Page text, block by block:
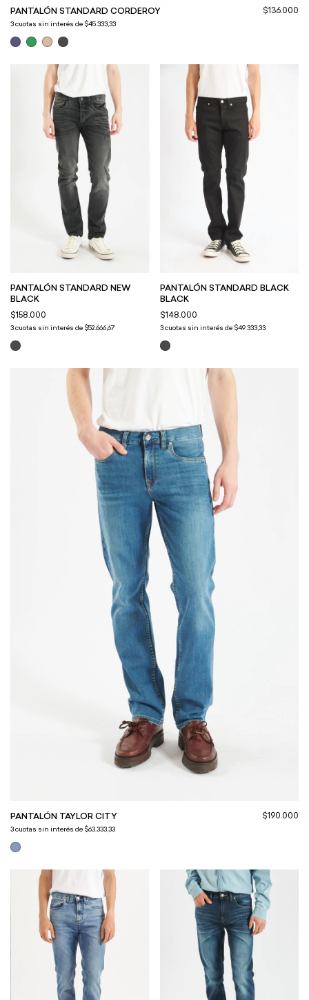
PANTALÓN STANDARD CORDEROY $136.000
3cuotas sin interés de $45.333,33
PANTALÓN STANDARD NEW
BLACK
$158.000
3cuotas sin interés de $52.666,67
PANTALÓN STANDARD BLACK
BLACK
$148.000
3 cuotas sin interés de $49.333,33
PANTALÓN TAYLOR CITY $190.000
3cuotas sin interés de $63.333,33